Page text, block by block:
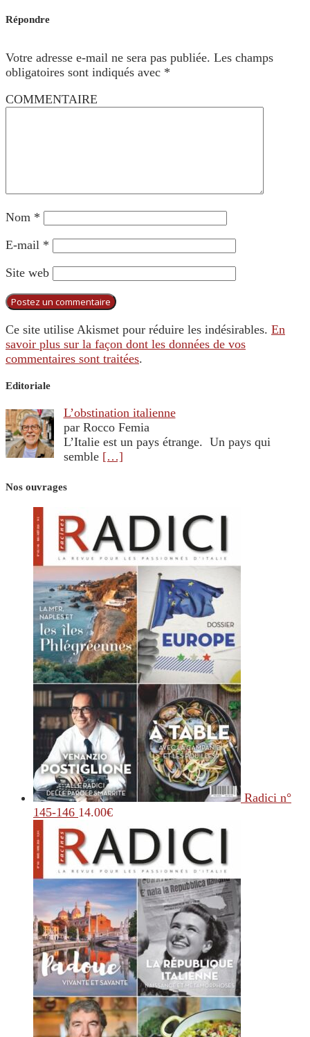
Répondre
Votre adresse e-mail ne sera pas publiée. Les champs
obligatoires sont indiqués avec *
COMMENTAIRE
Nom *
E-mail *
Site web
Ce site utilise Akismet pour réduire les indésirables. En
savoir plus sur la façon dont les données de vos
commentaires sont traitées.
Editoriale
L’obstination italienne
par Rocco Femia
L’Italie est un pays étrange. Un pays qui
semble […]
Nos ouvrages
Radici n°
145-146 14.00€